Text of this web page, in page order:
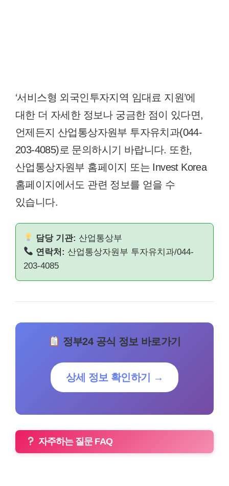
‘서비스형 외국인투자지역 임대료 지원’에
대한 더 자세한 정보나 궁금한 점이 있다면,
언제든지 산업통상자원부 투자유치과(044-
203-4085)로 문의하시기 바랍니다. 또한,
산업통상자원부 홈페이지 또는 Invest Korea
홈페이지에서도 관련 정보를 얻을 수
있습니다.
담당 기관: 산업통상부
연락처: 산업통상자원부 투자유치과/044-
203-4085
정부24 공식 정보 바로가기
상세 정보 확인하기 →
자주하는 질문 FAQ